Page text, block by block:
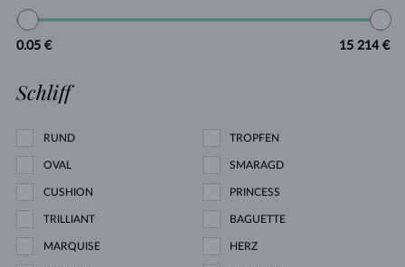
0.05 € 15 214 €
Schliff
RUND TROPFEN
OVAL SMARAGD
CUSHION PRINCESS
TRILLIANT BAGUETTE
MARQUISE HERZ